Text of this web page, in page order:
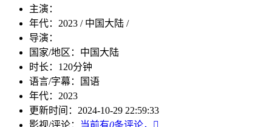
主演：
年代： 2023 / 中国大陆 /
导演：
国家/地区： 中国大陆
时长： 120分钟
语言/字幕：
国语
年代： 2023
更新时间： 2024-10-29 22:59:33
影视/评论：
当前有0条评论，
